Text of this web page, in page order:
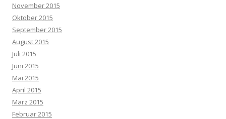
November 2015
Oktober 2015
September 2015
August 2015
Juli 2015
Juni 2015
Mai 2015
April 2015
März 2015
Februar 2015